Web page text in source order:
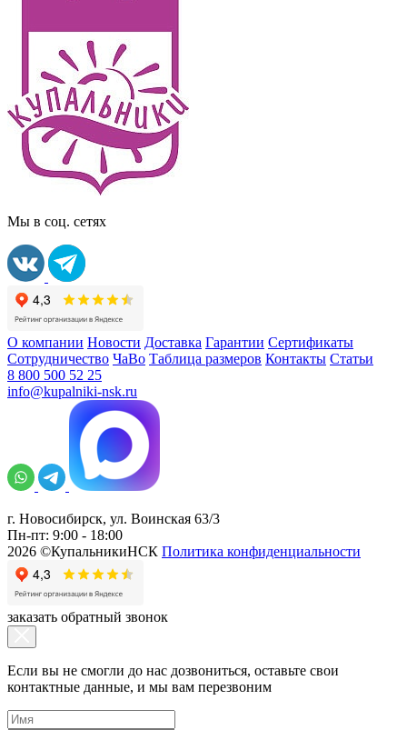
Мы в соц. сетях
О компании Новости Доставка Гарантии Сертификаты
Сотрудничество ЧаВо Таблица размеров Контакты Статьи
8 800 500 52 25
info@kupalniki-nsk.ru
г. Новосибирск, ул. Воинская 63/3
Пн-пт: 9:00 - 18:00
2026 ©КупальникиНСК Политика конфиденциальности
заказать обратный звонок
Если вы не смогли до нас дозвониться, оставьте свои
контактные данные, и мы вам перезвоним